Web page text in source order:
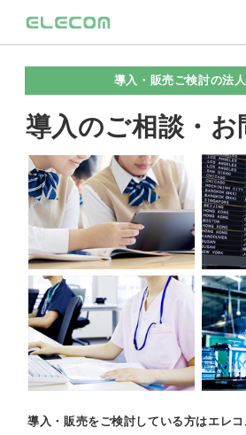
導入・販売ご検討の法
導入のご相談・お
導入・販売をご検討している方はエレ